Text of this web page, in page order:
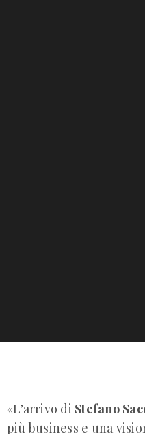
«L’arrivo di Stefano
più business e una